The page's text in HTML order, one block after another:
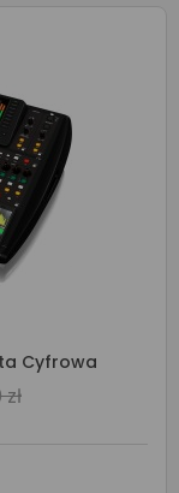
Cyfrowa